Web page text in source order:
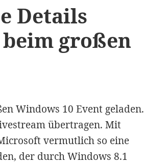
Details
großen
Windows 10 Event geladen.
übertragen. Mit
vermutlich so eine
der durch Windows 8.1